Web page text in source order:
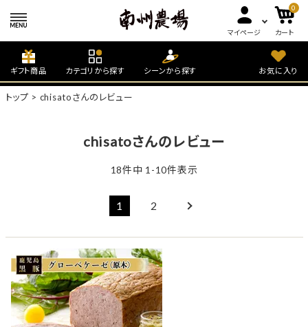
マイページ
0
カート
ギフト商品 カテゴリから探す シーンから探す お気に入り
トップ chisatoさんのレビュー
chisatoさんのレビュー
18件中 1 -10件表示
1 2